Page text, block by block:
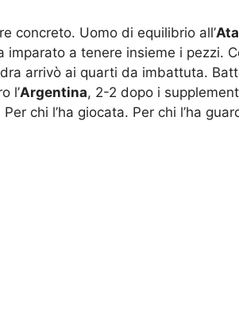
concreto. Uomo di equilibrio all’
imparato a tenere insieme i pezzi.
arrivò ai quarti da imbattuta.
l’Argentina, 2-2 dopo i
chi l’ha giocata. Per chi l’ha